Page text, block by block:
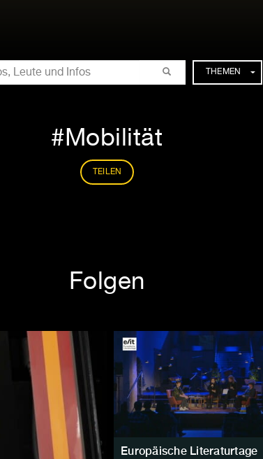
THEMEN
Mobilität
TEILEN
Folgen
Europäische Literaturtage